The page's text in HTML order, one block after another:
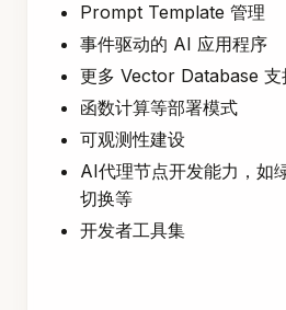
Prompt Template 管理
事件驱动的 AI 应用程序
更多 Vector Database 支
函数计算等部署模式
可观测性建设
AI代理节点开发能力，如
切换等
开发者工具集